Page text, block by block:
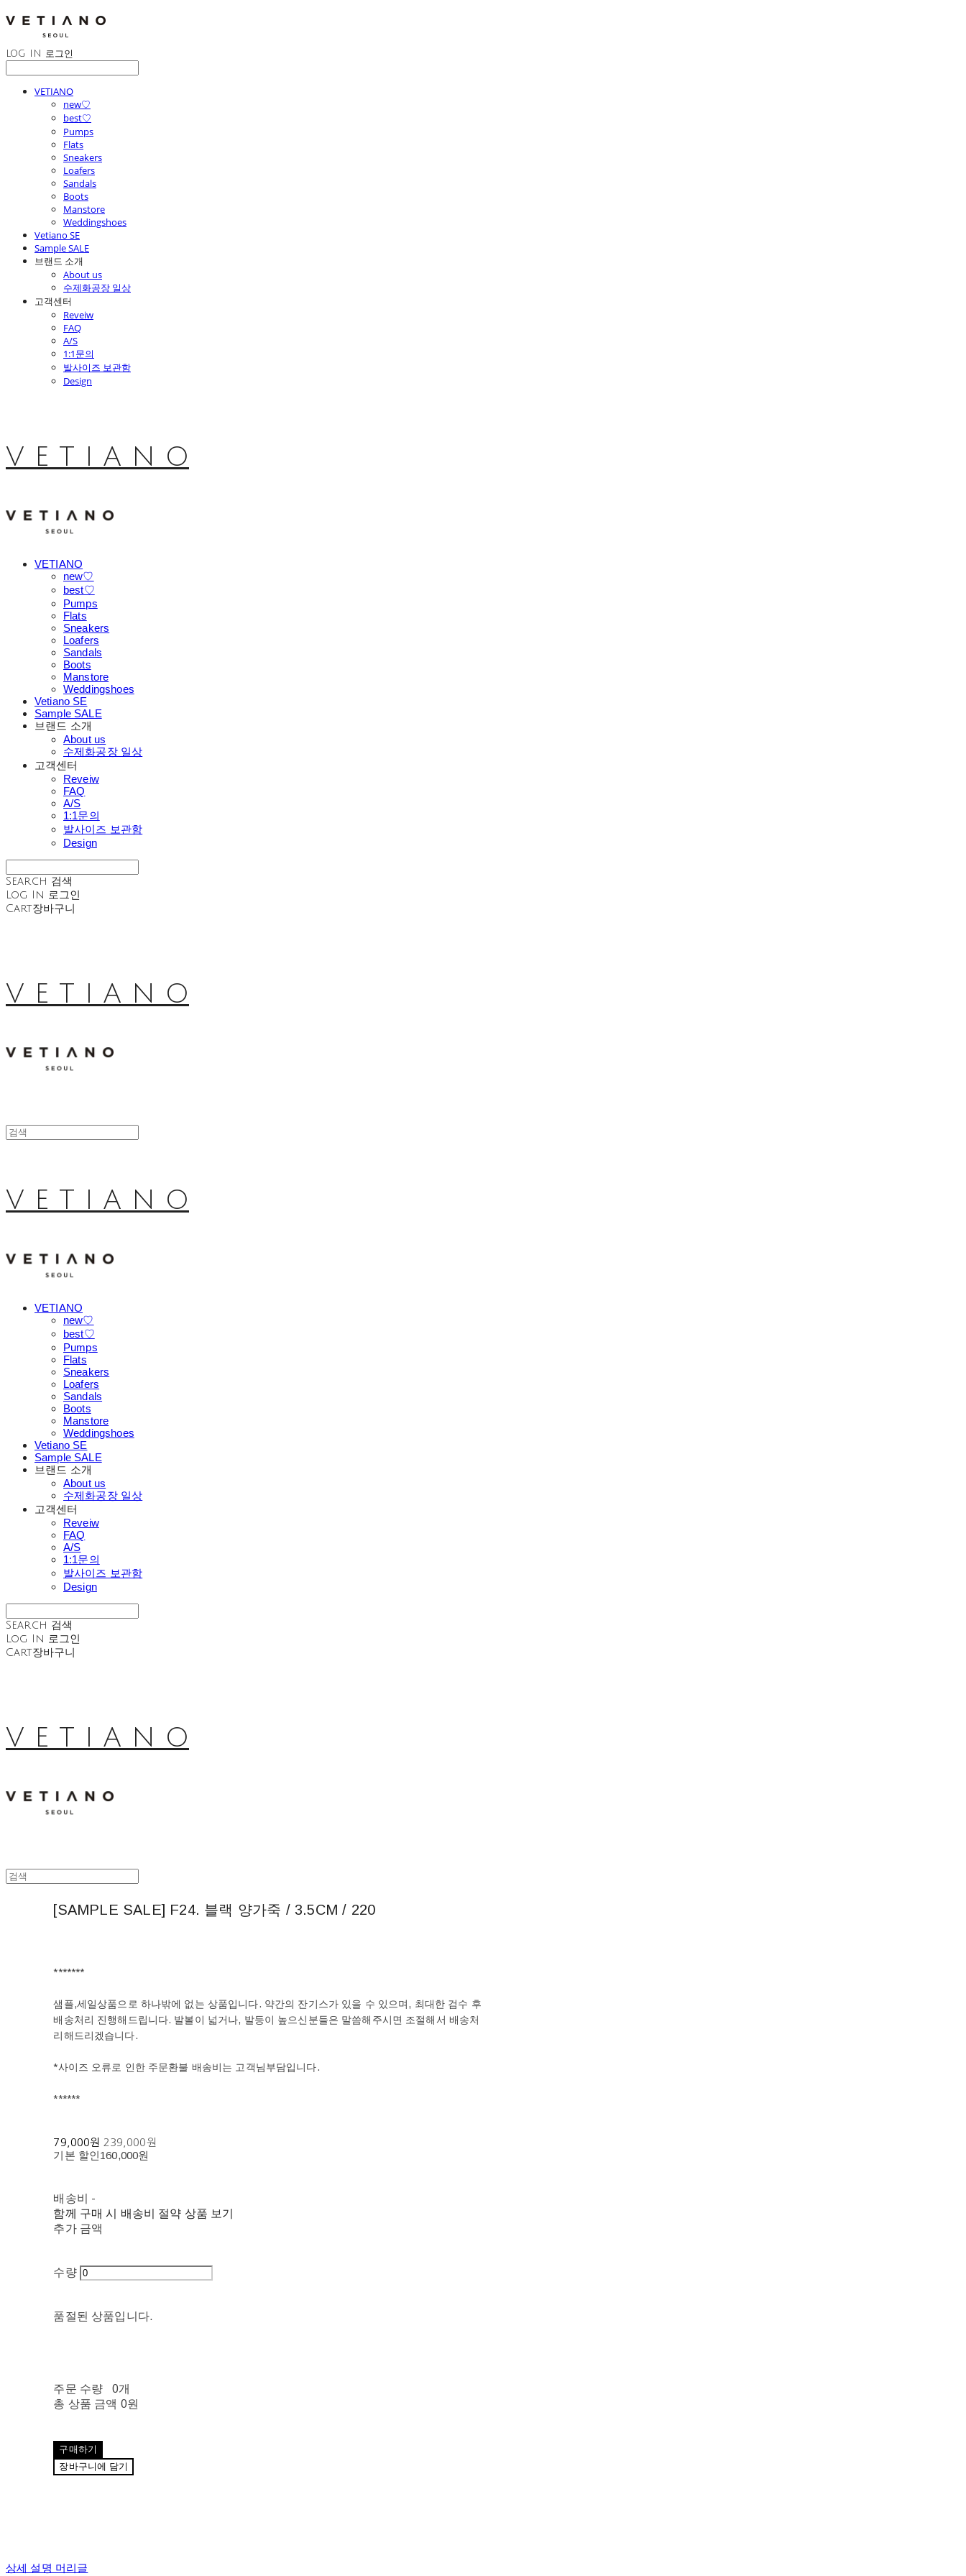
LOG IN 로그인
VETIANO
new♡
best♡
Pumps
Flats
Sneakers
Loafers
Sandals
Boots
Manstore
Weddingshoes
Vetiano SE
Sample SALE
브랜드 소개
About us
수제화공장 일상
고객센터
Reveiw
FAQ
A/S
1:1문의
발사이즈 보관함
Design
V E T I A N O
VETIANO
new♡
best♡
Pumps
Flats
Sneakers
Loafers
Sandals
Boots
Manstore
Weddingshoes
Vetiano SE
Sample SALE
브랜드 소개
About us
수제화공장 일상
고객센터
Reveiw
FAQ
A/S
1:1문의
발사이즈 보관함
Design
Search 검색
Log In 로그인
Cart장바구니
V E T I A N O
V E T I A N O
VETIANO
new♡
best♡
Pumps
Flats
Sneakers
Loafers
Sandals
Boots
Manstore
Weddingshoes
Vetiano SE
Sample SALE
브랜드 소개
About us
수제화공장 일상
고객센터
Reveiw
FAQ
A/S
1:1문의
발사이즈 보관함
Design
Search 검색
Log In 로그인
Cart장바구니
V E T I A N O
[SAMPLE SALE] F24. 블랙 양가죽 / 3.5CM / 220
*******
샘플,세일상품으로 하나밖에 없는 상품입니다. 약간의 잔기스가 있을 수 있으며, 최대한 검수 후
배송처리 진행해드립니다. 발볼이 넓거나, 발등이 높으신분들은 말씀해주시면 조절해서 배송처
리해드리겠습니다.
*사이즈 오류로 인한 주문환불 배송비는 고객님부담입니다.
******
79,000원 239,000원
기본 할인160,000원
배송비 -
함께 구매 시 배송비 절약 상품 보기
추가 금액
수량
품절된 상품입니다.
주문 수량
0개
총 상품 금액 0원
구매하기
장바구니에 담기
상세 설명 머리글